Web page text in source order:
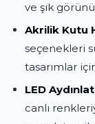
ve şık
Akrilik Kutu
seçenekleri
tasarımlar
LED
canlı